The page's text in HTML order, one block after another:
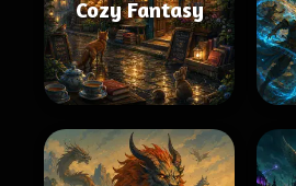
Cozy Fantasy